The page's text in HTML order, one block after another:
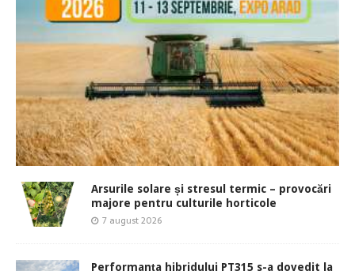
Arsurile solare și stresul termic – provocări
majore pentru culturile horticole
7 august 2026
Performanța hibridului PT315 s-a dovedit la